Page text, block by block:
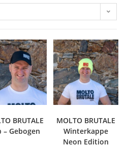
BRUTALE
– Gebogen
MOLTO BRUTALE
Winterkappe
Neon Edition